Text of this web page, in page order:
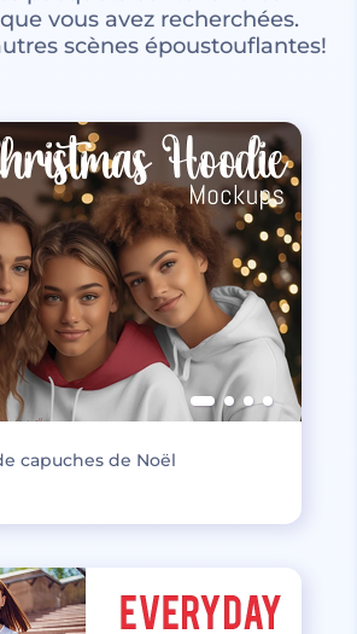
vous avez recherchées.
scènes époustouflantes!
capuches de Noël